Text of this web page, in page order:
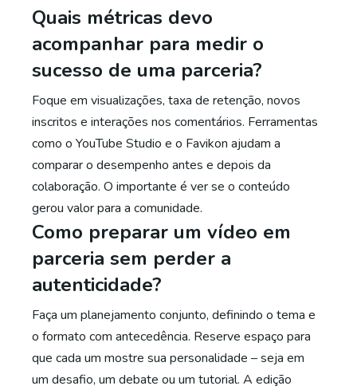
Quais métricas devo
acompanhar para medir o
sucesso de uma parceria?
Foque em visualizações, taxa de retenção, novos
inscritos e interações nos comentários. Ferramentas
como o YouTube Studio e o Favikon ajudam a
comparar o desempenho antes e depois da
colaboração. O importante é ver se o conteúdo
gerou valor para a comunidade.
Como preparar um vídeo em
parceria sem perder a
autenticidade?
Faça um planejamento conjunto, definindo o tema e
o formato com antecedência. Reserve espaço para
que cada um mostre sua personalidade – seja em
um desafio, um debate ou um tutorial. A edição